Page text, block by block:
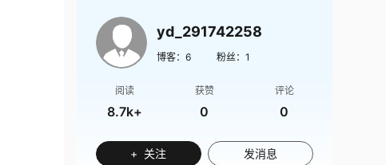
yd_291742258
博客： 6 粉丝： 1
阅读
8.7k+
获赞
0
评论
0
+ 关注 发消息